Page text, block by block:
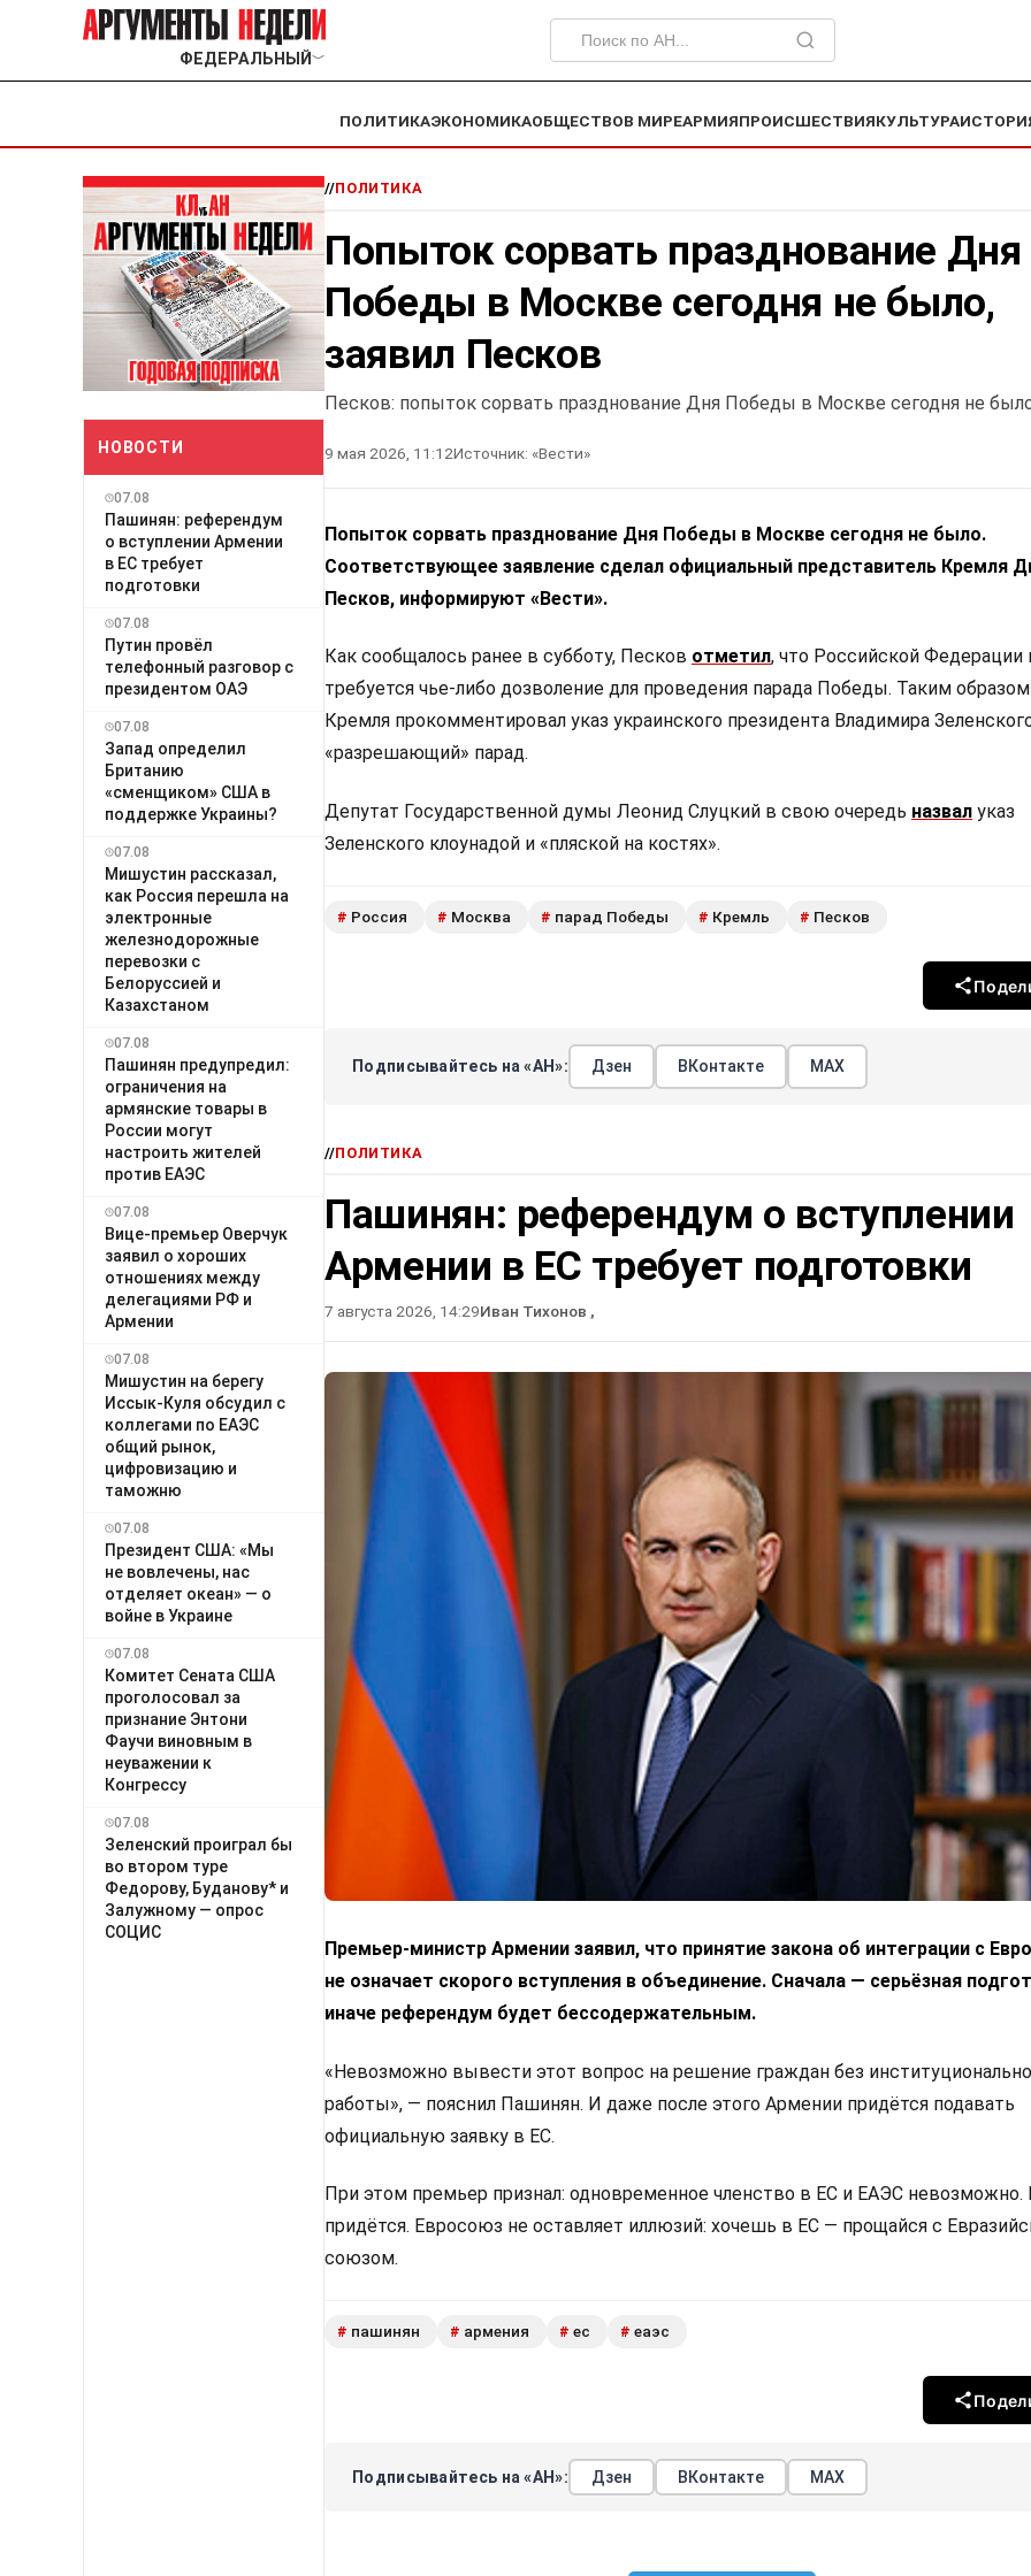
ФЕДЕРАЛЬНЫЙ ﹀
ПОЛИТИКАЭКОНОМИКАОБЩЕСТВОВ МИРЕАРМИЯПРОИСШЕСТВИЯКУЛЬТУРА
НОВОСТИ
07.08
Пашинян: референдум
о вступлении Армении
в ЕС требует
подготовки
07.08
Путин провёл
телефонный разговор с
президентом ОАЭ
07.08
Запад определил
Британию
«сменщиком» США в
поддержке Украины?
07.08
Мишустин рассказал,
как Россия перешла на
электронные
железнодорожные
перевозки с
Белоруссией и
Казахстаном
07.08
Пашинян предупредил:
ограничения на
армянские товары в
России могут
настроить жителей
против ЕАЭС
07.08
Вице-премьер Оверчук
заявил о хороших
отношениях между
делегациями РФ и
Армении
07.08
Мишустин на берегу
Иссык-Куля обсудил с
коллегами по ЕАЭС
общий рынок,
цифровизацию и
таможню
07.08
Президент США: «Мы
не вовлечены, нас
отделяет океан» — о
войне в Украине
07.08
Комитет Сената США
проголосовал за
признание Энтони
Фаучи виновным в
неуважении к
Конгрессу
07.08
Зеленский проиграл бы
во втором туре
Федорову, Буданову* и
Залужному — опрос
СОЦИС
//ПОЛИТИКА
Попыток сорвать празднование Дня
Победы в Москве сегодня не было,
заявил Песков
Песков: попыток сорвать празднование Дня Победы в Москве сегодня не
9 мая 2026, 11:12Источник: «Вести»
Попыток сорвать празднование Дня Победы в Москве сегодня не было.
Соответствующее заявление сделал официальный представитель Кремля
Песков, информируют «Вести».
Как сообщалось ранее в субботу, Песков отметил, что Российской Федерации
требуется чье-либо дозволение для проведения парада Победы. Таким
Кремля прокомментировал указ украинского президента Владимира
«разрешающий» парад.
Депутат Государственной думы Леонид Слуцкий в свою очередь назвал указ
Зеленского клоунадой и «пляской на костях».
# Россия # Москва # парад Победы # Кремль # Песков
Подписывайтесь на «АН»: Дзен ВКонтакте МАХ
//ПОЛИТИКА
Пашинян: референдум о вступлении
Армении в ЕС требует подготовки
7 августа 2026, 14:29Иван Тихонов ,
Премьер-министр Армении заявил, что принятие закона об интеграции с
не означает скорого вступления в объединение. Сначала — серьёзная
иначе референдум будет бессодержательным.
«Невозможно вывести этот вопрос на решение граждан без
работы», — пояснил Пашинян. И даже после этого Армении придётся подавать
официальную заявку в ЕС.
При этом премьер признал: одновременное членство в ЕС и ЕАЭС невозможно.
придётся. Евросоюз не оставляет иллюзий: хочешь в ЕС — прощайся с
союзом.
# пашинян # армения # ес # еаэс
Подписывайтесь на «АН»: Дзен ВКонтакте МАХ